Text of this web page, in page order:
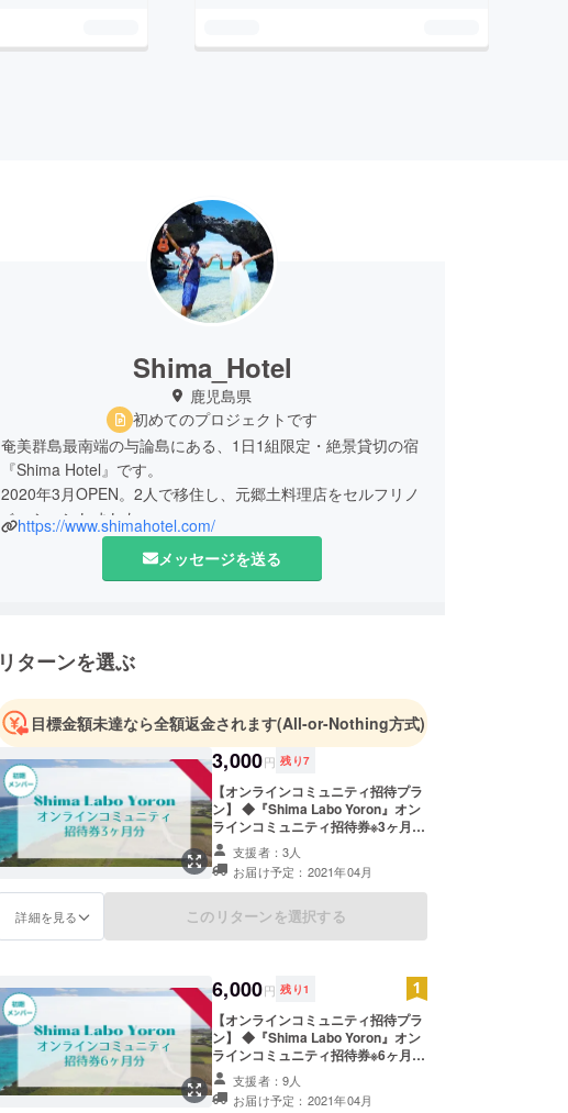
Shima_Hotel
鹿児島県
初めてのプロジェクトです
奄美群島最南端の与論島にある、1日1組限定・絶景貸切の宿
『Shima Hotel』です。
2020年3月OPEN。2人で移住し、元郷土料理店をセルフリノ
ベーションしました。
与論島ならではの魅力を、最大限満喫してもらえる宿を目指
https://www.shimahotel.com/
メッセージを送る
リターンを選ぶ
目標金額未達なら全額返金されます(All-or-Nothing方式)
3,000円 残り7
【オンラインコミュニティ招待プラ
ン】 ◆『Shima Labo Yoron』オン
ラインコミュニティ招待券※3ヶ月ト
ライアルコース クラウドファンディ
ング限定価格！通常月額1,500円の
オンラインコミュニティが1ヶ月分
お得になるプランです。 私たちと一
緒に初期メンバーとして新しい活動
「Chatwork」などのオンライン
ツールを無料の範囲で利用する予定
です。
支援者：3人
お届け予定：2021年04月
詳細を見る このリターンを選択する
6,000円 残り1
【オンラインコミュニティ招待プラ
ン】 ◆『Shima Labo Yoron』オン
ラインコミュニティ招待券※6ヶ月ト
ライアルコース クラウドファンディ
ング限定価格！通常月額1,500円の
オンラインコミュニティが2ヶ月分
支援者：9人
お届け予定：2021年04月